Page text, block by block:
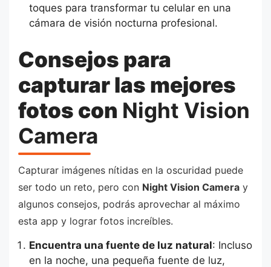
toques para transformar tu celular en una
cámara de visión nocturna profesional.
Consejos para
capturar las mejores
fotos con Night Vision
Camera
Capturar imágenes nítidas en la oscuridad puede
ser todo un reto, pero con Night Vision Camera y
algunos consejos, podrás aprovechar al máximo
esta app y lograr fotos increíbles.
Encuentra una fuente de luz natural: Incluso
en la noche, una pequeña fuente de luz,